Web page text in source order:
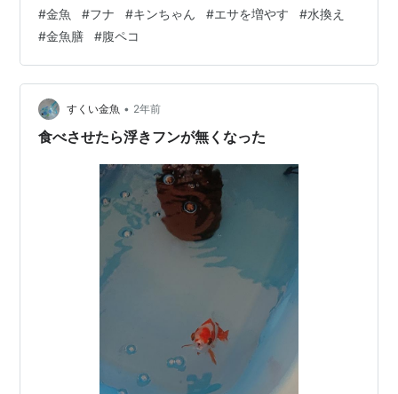
結構エサを食べさせているから。 この2匹には金魚膳(育
成)をあげていて、すでに大きな5歳キンちゃんがまだ育
ってるような❓️せっかく元気だしよく食べるからと思いつ
つ、もちろん7歳フナも一緒に食べてるのでちょっと心配
ではある(^^; まぁ、いつも腹ペコでちょっと凹み気味の
フナの…
#金魚 #フナ #キンちゃん #エサを増やす #水換え
#金魚膳 #腹ペコ
すくい金魚 • 2年前
食べさせたら浮きフンが無くなった